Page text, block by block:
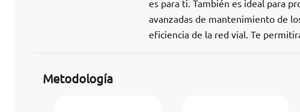
es para ti. También es ideal para
avanzadas de mantenimiento de
eficiencia de la red vial. Te
Metodología